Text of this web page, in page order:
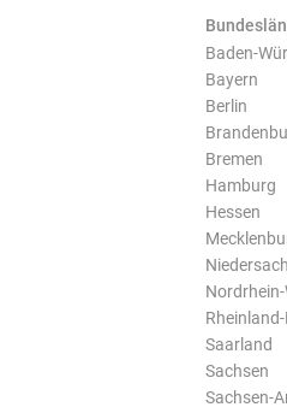
Baden-
Bayern
Berlin
Bremen
Hamburg
Hessen
Saarland
Sachsen
Sachsen-